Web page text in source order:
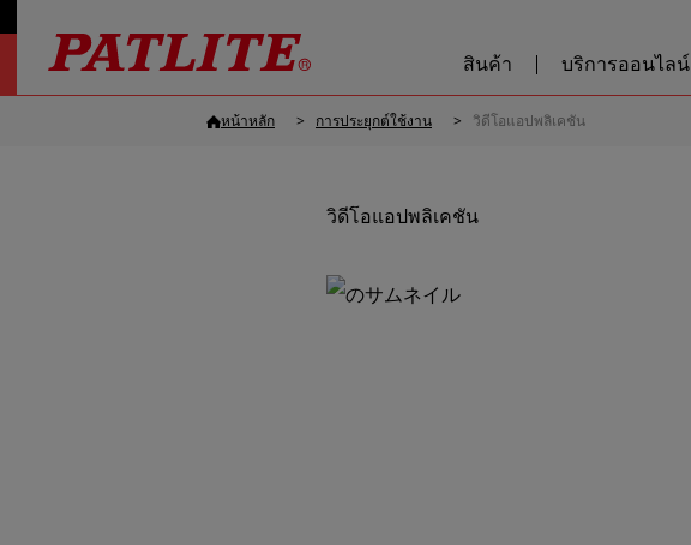
สินค้า บริการออนไลน์
หน้าหลัก การประยุกต์ใช้งาน วิดีโอแอปพลิเคชัน
วิดีโอแอปพลิเคชัน